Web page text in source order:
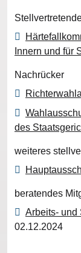
Innern und für
Nachrücker
des
weiteres
beratendes
Arbeits- und
02.12.2024